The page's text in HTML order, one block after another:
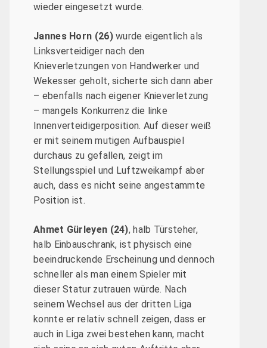
wieder eingesetzt wurde.
Jannes Horn (26)wurde eigentlich als
Linksverteidiger nach den
Knieverletzungen von Handwerker und
Wekesser geholt, sicherte sich dann aber
– ebenfalls nach eigener Knieverletzung
– mangels Konkurrenz die linke
Innenverteidigerposition. Auf dieser weiß
er mit seinem mutigen Aufbauspiel
durchaus zu gefallen, zeigt im
Stellungsspiel und Luftzweikampf aber
auch, dass es nicht seine angestammte
Position ist.
Ahmet Gürleyen (24), halb Türsteher,
halb Einbauschrank, ist physisch eine
beeindruckende Erscheinung und dennoch
schneller als man einem Spieler mit
dieser Statur zutrauen würde. Nach
seinem Wechsel aus der dritten Liga
konnte er relativ schnell zeigen, dass er
auch in Liga zwei bestehen kann, macht